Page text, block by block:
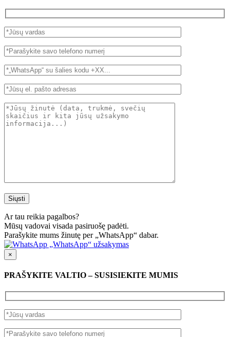
Ar tau reikia pagalbos?
Mūsų vadovai visada pasiruošę padėti.
Parašykite mums žinutę per „WhatsApp“ dabar.
„WhatsApp“ užsakymas
×
PRAŠYKITE VALTIO – SUSISIEKITE MUMIS